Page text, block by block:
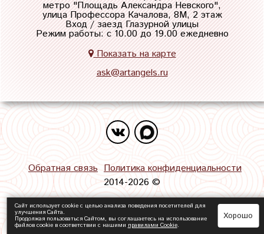
метро "Площадь Александра Невского",
улица Профессора Качалова, 8М, 2 этаж
Вход / заезд Глазурной улицы
Режим работы: с 10.00 до 19.00 ежедневно
Показать на карте
ask@artangels.ru
Обратная связь Политика конфиденциальности
2014-2026 ©
Сайт использует cookie с целью анализа поведения посетителей для
улучшения Сайта.
Продолжая пользоваться Сайтом, вы соглашаетесь на использование
файлов cookie в соответствии с нашими правилами Сookie.
Хорошо